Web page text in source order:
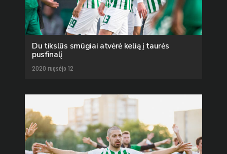
Du tikslūs smūgiai atvėrė kelią į taurės
pusfinalį
2020 rugsėjo 12